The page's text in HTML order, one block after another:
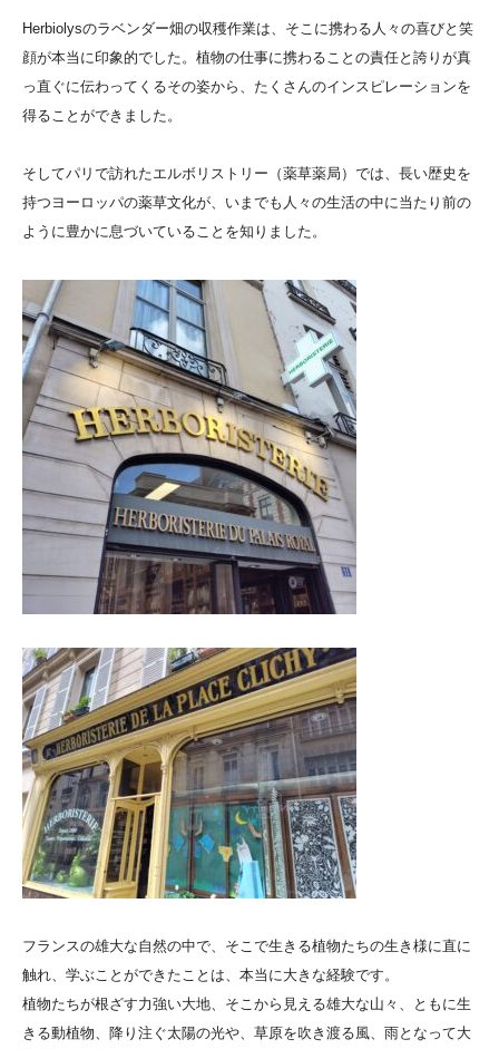
Herbiolysのラベンダー畑の収穫作業は、そこに携わる人々の喜びと笑
顔が本当に印象的でした。植物の仕事に携わることの責任と誇りが真
っ直ぐに伝わってくるその姿から、たくさんのインスピレーションを
得ることができました。
そしてパリで訪れたエルボリストリー（薬草薬局）では、長い歴史を
持つヨーロッパの薬草文化が、いまでも人々の生活の中に当たり前の
ように豊かに息づいていることを知りました。
フランスの雄大な自然の中で、そこで生きる植物たちの生き様に直に
触れ、学ぶことができたことは、本当に大きな経験です。
植物たちが根ざす力強い大地、そこから見える雄大な山々、ともに生
きる動植物、降り注ぐ太陽の光や、草原を吹き渡る風、雨となって大